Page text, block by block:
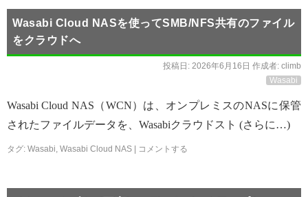
Wasabi Cloud NASを使ってSMB/NFS共有のファイル
をクラウドへ
投稿日: 2026年6月16日 作成者: climb
Wasabi
Wasabi Cloud NAS（WCN）は、オンプレミスのNASに保管
されたファイルデータを、Wasabiクラウドスト (さらに…)
タグ: Wasabi, Wasabi Cloud NAS コメントする